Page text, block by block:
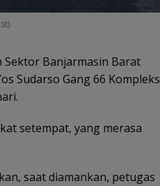
Sektor Banjarmasin Barat
Sudarso Gang 66 Kompleks
setempat, yang merasa
saat diamankan, petugas